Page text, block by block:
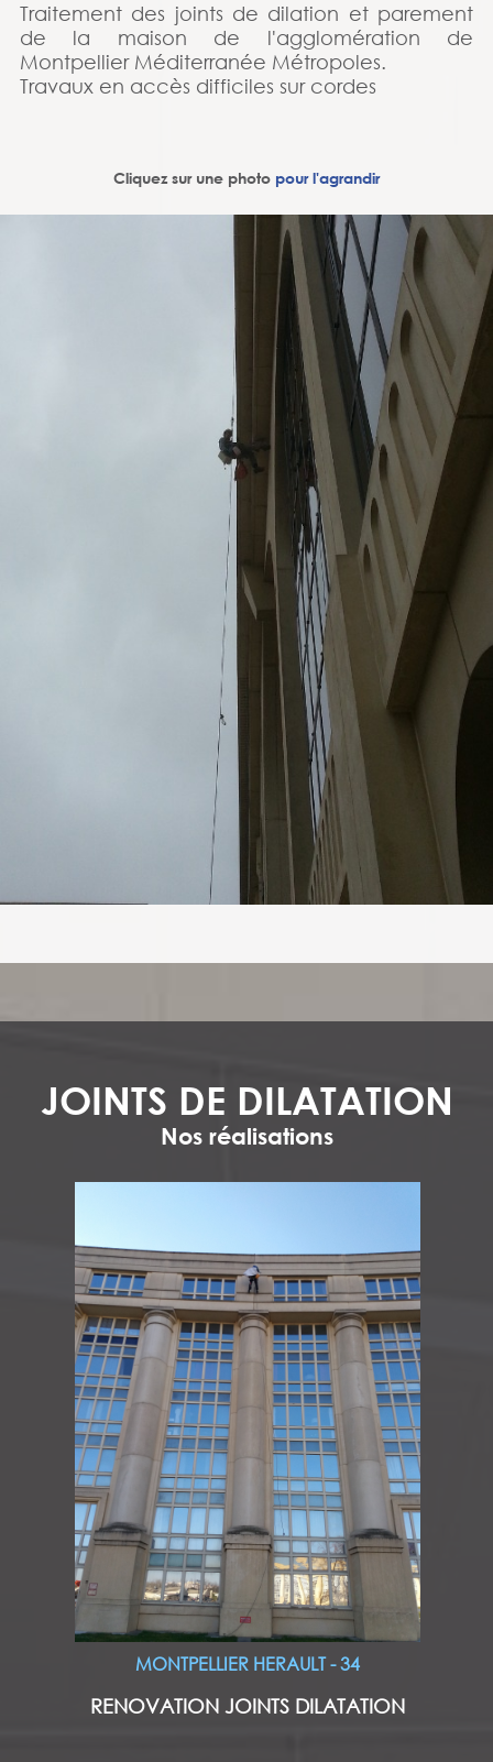
Traitement des joints de dilation et parement
de la maison de l'agglomération de
Montpellier Méditerranée Métropoles.
Travaux en accès difficiles sur cordes
Cliquez sur une photo pour l'agrandir
JOINTS DE DILATATION
Nos réalisations
MONTPELLIER HERAULT - 34
RENOVATION JOINTS DILATATION